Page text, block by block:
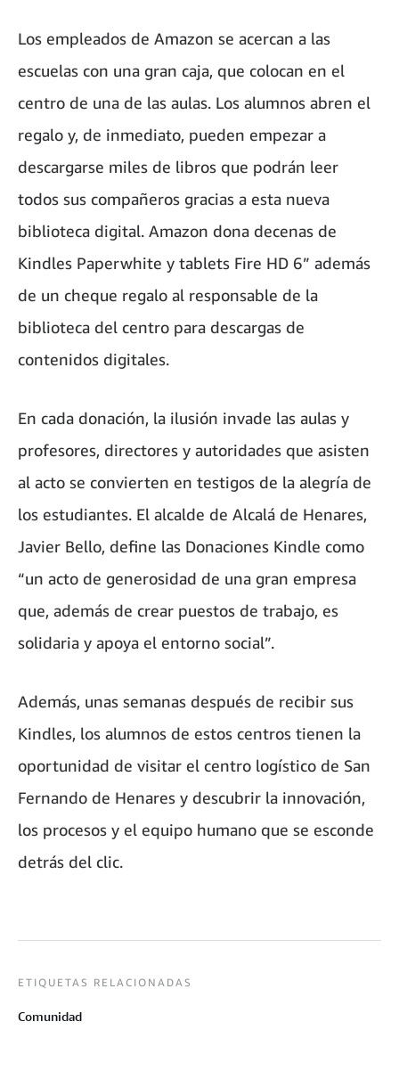
Los empleados de Amazon se acercan a las
escuelas con una gran caja, que colocan en el
centro de una de las aulas. Los alumnos abren el
regalo y, de inmediato, pueden empezar a
descargarse miles de libros que podrán leer
todos sus compañeros gracias a esta nueva
biblioteca digital. Amazon dona decenas de
Kindles Paperwhite y tablets Fire HD 6” además
de un cheque regalo al responsable de la
biblioteca del centro para descargas de
contenidos digitales.
En cada donación, la ilusión invade las aulas y
profesores, directores y autoridades que asisten
al acto se convierten en testigos de la alegría de
los estudiantes. El alcalde de Alcalá de Henares,
Javier Bello, define las Donaciones Kindle como
“un acto de generosidad de una gran empresa
que, además de crear puestos de trabajo, es
solidaria y apoya el entorno social”.
Además, unas semanas después de recibir sus
Kindles, los alumnos de estos centros tienen la
oportunidad de visitar el centro logístico de San
Fernando de Henares y descubrir la innovación,
los procesos y el equipo humano que se esconde
detrás del clic.
ETIQUETAS RELACIONADAS
Comunidad